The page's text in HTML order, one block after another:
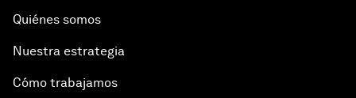
Quiénes somos
Nuestra estrategia
Cómo trabajamos